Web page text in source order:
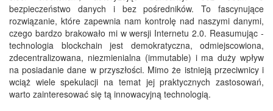
bezpieczeństwo danych i bez pośredników. To fascynujące
rozwiązanie, które zapewnia nam kontrolę nad naszymi danymi,
czego bardzo brakowało mi w wersji Internetu 2.0. Reasumując -
technologia blockchain jest demokratyczna, odmiejscowiona,
zdecentralizowana, niezmienialna (immutable) i ma duży wpływ
na posiadanie dane w przyszłości. Mimo że istnieją przeciwnicy i
wciąż wiele spekulacji na temat jej praktycznych zastosowań,
warto zainteresować się tą innowacyjną technologią.